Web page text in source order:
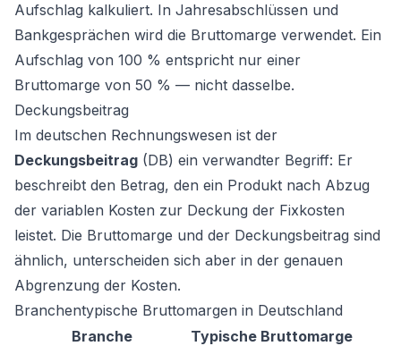
Aufschlag kalkuliert. In Jahresabschlüssen und
Bankgesprächen wird die Bruttomarge verwendet. Ein
Aufschlag von 100 % entspricht nur einer
Bruttomarge von 50 % — nicht dasselbe.
Deckungsbeitrag
Im deutschen Rechnungswesen ist der
Deckungsbeitrag (DB) ein verwandter Begriff: Er
beschreibt den Betrag, den ein Produkt nach Abzug
der variablen Kosten zur Deckung der Fixkosten
leistet. Die Bruttomarge und der Deckungsbeitrag sind
ähnlich, unterscheiden sich aber in der genauen
Abgrenzung der Kosten.
Branchentypische Bruttomargen in Deutschland
Branche
Typische Bruttomarge